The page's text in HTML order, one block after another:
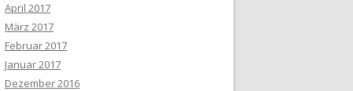
April 2017
März 2017
Februar 2017
Januar 2017
Dezember 2016